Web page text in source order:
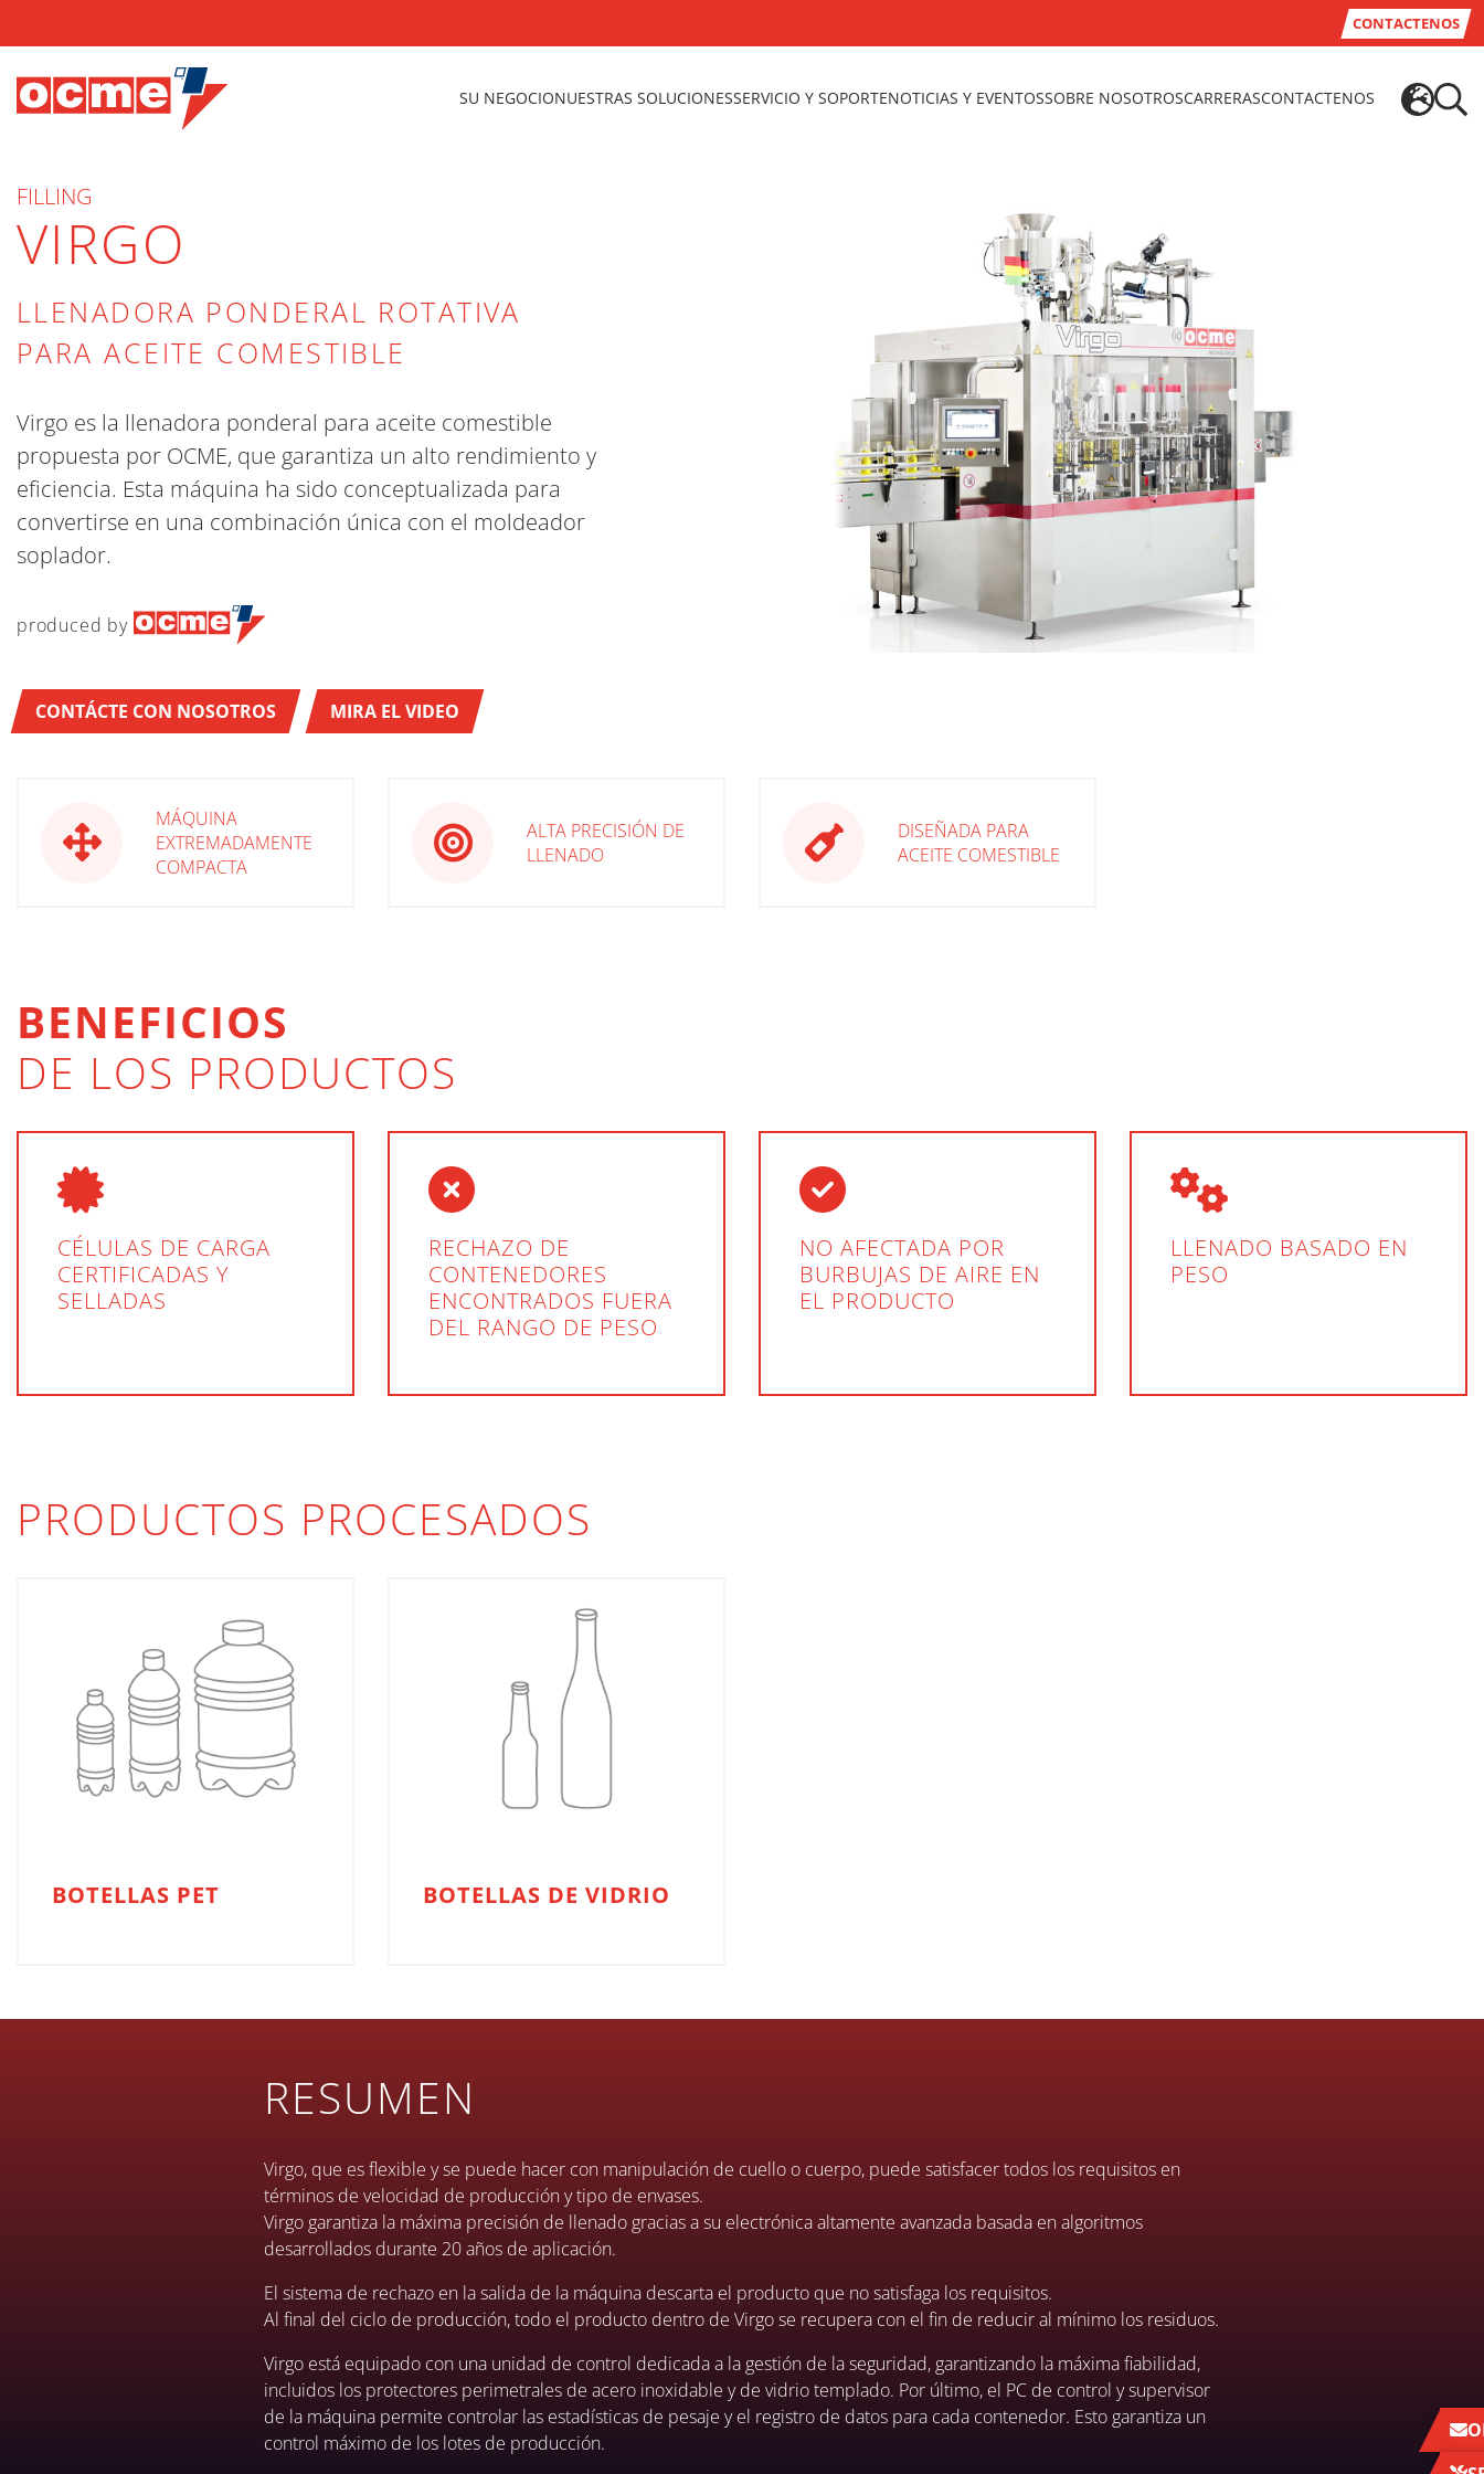
CONTACTENOS
SU NEGOCIONUESTRAS SOLUCIONESSERVICIO Y SOPORTENOTICIAS Y EVENTOSSOBRE NOSOTROSCARRERASCONTACTENOS
FILLING
VIRGO
LLENADORA PONDERAL ROTATIVA
PARA ACEITE COMESTIBLE
Virgo es la llenadora ponderal para aceite comestible
propuesta por OCME, que garantiza un alto rendimiento y
eficiencia. Esta máquina ha sido conceptualizada para
convertirse en una combinación única con el moldeador
soplador.
produced by
CONTÁCTE CON NOSOTROS MIRA EL VIDEO
MÁQUINA
EXTREMADAMENTE
COMPACTA
ALTA PRECISIÓN DE
LLENADO
DISEÑADA PARA
ACEITE COMESTIBLE
BENEFICIOS
DE LOS PRODUCTOS
CÉLULAS DE CARGA
CERTIFICADAS Y
SELLADAS
RECHAZO DE
CONTENEDORES
ENCONTRADOS FUERA
DEL RANGO DE PESO
NO AFECTADA POR
BURBUJAS DE AIRE EN
EL PRODUCTO
LLENADO BASADO EN
PESO
PRODUCTOS PROCESADOS
BOTELLAS PET BOTELLAS DE VIDRIO
RESUMEN
Virgo, que es flexible y se puede hacer con manipulación de cuello o cuerpo, puede satisfacer todos los requisitos en
términos de velocidad de producción y tipo de envases.
Virgo garantiza la máxima precisión de llenado gracias a su electrónica altamente avanzada basada en algoritmos
desarrollados durante 20 años de aplicación.
El sistema de rechazo en la salida de la máquina descarta el producto que no satisfaga los requisitos.
Al final del ciclo de producción, todo el producto dentro de Virgo se recupera con el fin de reducir al mínimo los residuos.
Virgo está equipado con una unidad de control dedicada a la gestión de la seguridad, garantizando la máxima fiabilidad,
incluidos los protectores perimetrales de acero inoxidable y de vidrio templado. Por último, el PC de control y supervisor
de la máquina permite controlar las estadísticas de pesaje y el registro de datos para cada contenedor. Esto garantiza un
control máximo de los lotes de producción.